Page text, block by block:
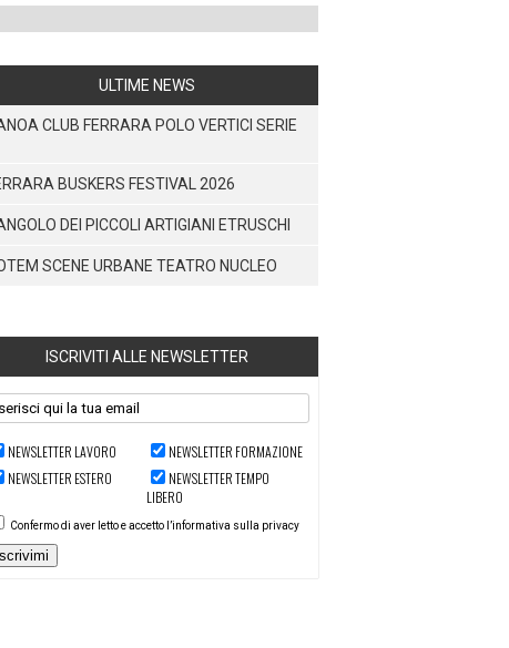
ULTIME NEWS
CLUB FERRARA POLO VERTICI SERIE
BUSKERS FESTIVAL 2026
DEI PICCOLI ARTIGIANI ETRUSCHI
SCENE URBANE TEATRO NUCLEO
ISCRIVITI ALLE NEWSLETTER
NEWSLETTER LAVORO
NEWSLETTER FORMAZIONE
NEWSLETTER ESTERO
NEWSLETTER TEMPO
LIBERO
Confermo di aver letto e accetto l’informativa sulla privacy
Iscrivimi